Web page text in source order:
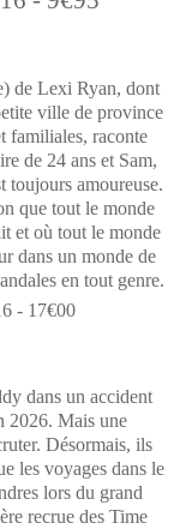
de Lexi Ryan, dont
ville de province
familiales, raconte
de 24 ans et Sam,
toujours amoureuse.
que tout le monde
et où tout le monde
dans un monde de
en tout genre.
- 17€00
dans un accident
2026. Mais une
Désormais, ils
les voyages dans le
lors du grand
recrue des Time